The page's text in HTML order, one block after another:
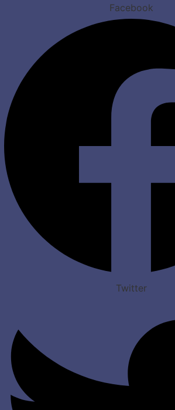
Facebook
Twitter